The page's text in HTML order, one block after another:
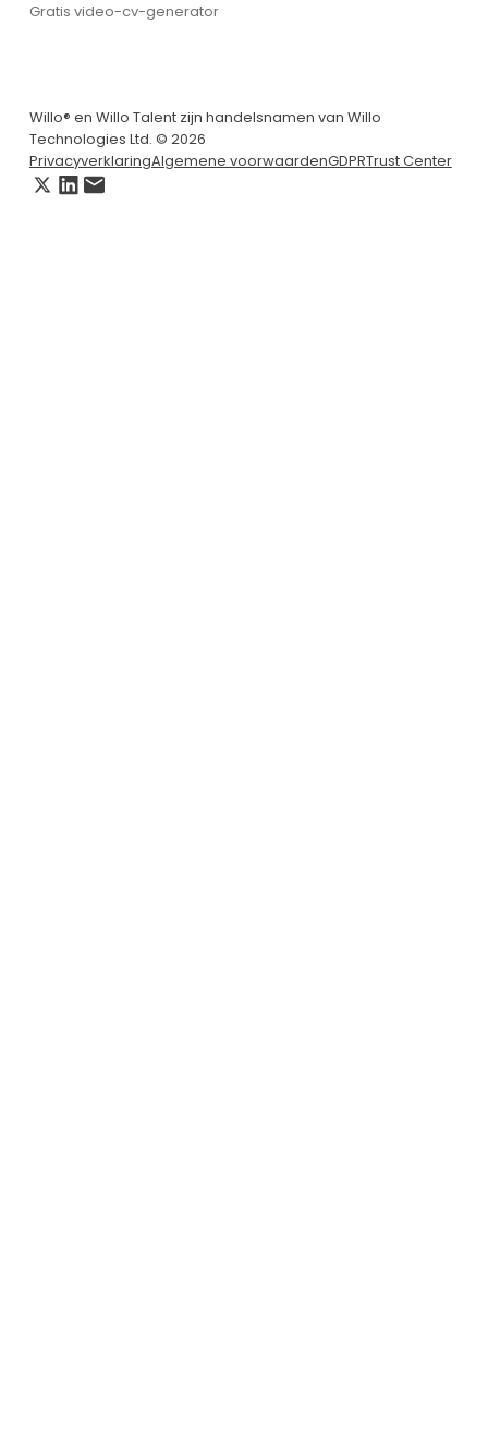
Gratis video-cv-generator
Willo® en Willo Talent zijn handelsnamen van Willo
Technologies Ltd. © 2026
PrivacyverklaringAlgemene voorwaardenGDPRTrust Center